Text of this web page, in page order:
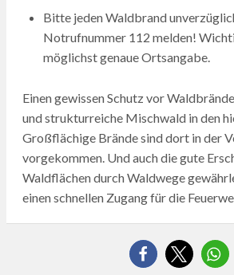
Bitte jeden Waldbrand
Notrufnummer 112 melden!
möglichst genaue Ortsangabe.
Einen gewissen Schutz vor
und strukturreiche Mischwald in den
Großflächige Brände sind dort in der
vorgekommen. Und auch die gute
Waldflächen durch Waldwege
einen schnellen Zugang für die